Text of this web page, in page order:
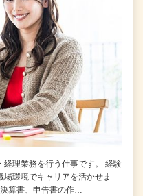
経理業務を行う仕事です。 経験
環境でキャリアを活かせま
算書、申告書の作…